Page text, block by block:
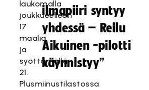
laukomalla
joukkueelleen
17
maalia
ja
syöttämällä
21.
Plusmiinustilastossa
ilmapiiri syntyy
yhdessä – Reilu
Aikuinen -pilotti
käynnistyy”